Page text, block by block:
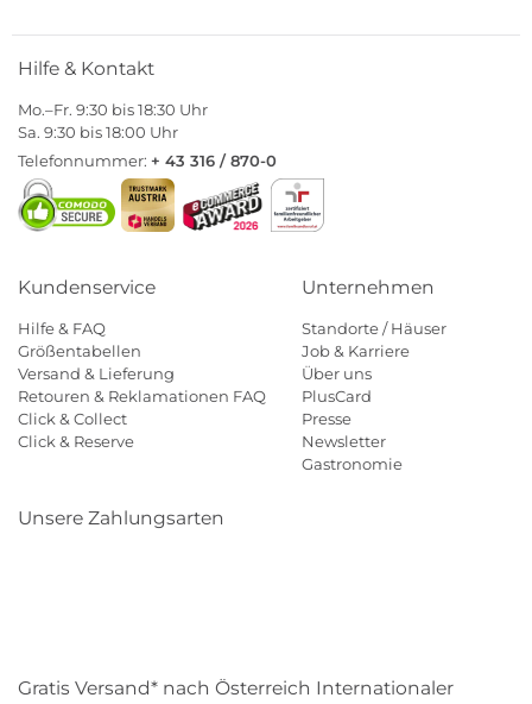
Hilfe & Kontakt
Mo.–Fr. 9:30 bis 18:30 Uhr
Sa. 9:30 bis 18:00 Uhr
Telefonnummer: + 43 316 / 870-0
Kundenservice
Hilfe & FAQ
Größentabellen
Versand & Lieferung
Retouren & Reklamationen FAQ
Click & Collect
Click & Reserve
Unternehmen
Standorte / Häuser
Job & Karriere
Über uns
PlusCard
Presse
Newsletter
Gastronomie
Unsere Zahlungsarten
Gratis Versand* nach Österreich Internationaler